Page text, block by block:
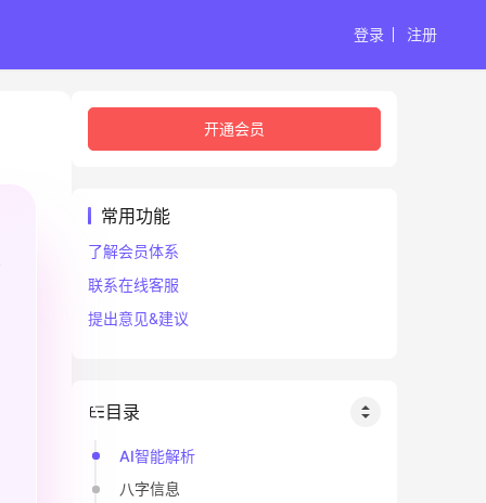
登录 注册
开通会员
常用功能
了解会员体系
联系在线客服
提出意见&建议
目录
AI智能解析
八字信息